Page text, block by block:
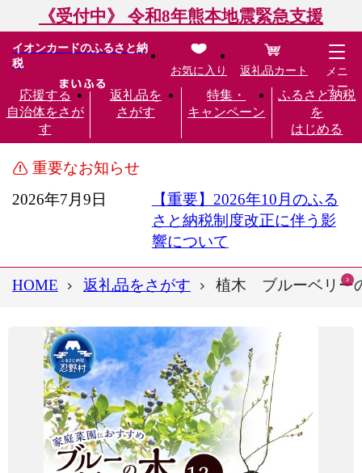
《受付中》 令和8年熊本地震緊急支援
イオンカードのふるさと納
税
応援する
自治体をさが
す
返礼品を
さがす
特集・
キャンペーン
ふるさと納税
を
はじめる
お気に入り 返礼品カート
メニ
ュー
重要なお知らせ
2026年7月9日
【重要】2026年10月のふる
さと納税制度改正に伴う影
響について
HOME 返礼品をさがす 植木 ブルーベリ